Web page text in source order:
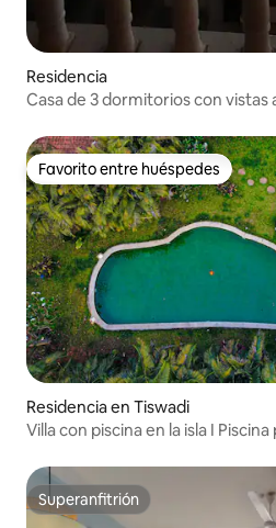
Residencia
Casa de 3 dormitorios con vistas
Favorito entre huéspedes
Favorito entre huéspedes
Residencia en Tiswadi
Villa con piscina en la isla I
Superanfitrión
Superanfitrión